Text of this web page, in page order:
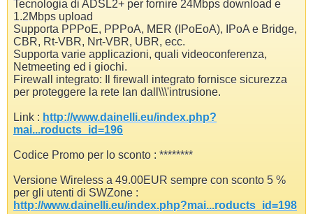
Tecnologia di ADSL2+ per fornire 24Mbps download e
1.2Mbps upload
Supporta PPPoE, PPPoA, MER (IPoEoA), IPoA e Bridge,
CBR, Rt-VBR, Nrt-VBR, UBR, ecc.
Supporta varie applicazioni, quali videoconferenza,
Netmeeting ed i giochi.
Firewall integrato: Il firewall integrato fornisce sicurezza
per proteggere la rete lan dall\\\'intrusione.
Link : http://www.dainelli.eu/index.php?
mai...roducts_id=196
Codice Promo per lo sconto : ********
Versione Wireless a 49.00EUR sempre con sconto 5 %
per gli utenti di SWZone :
http://www.dainelli.eu/index.php?mai...roducts_id=198